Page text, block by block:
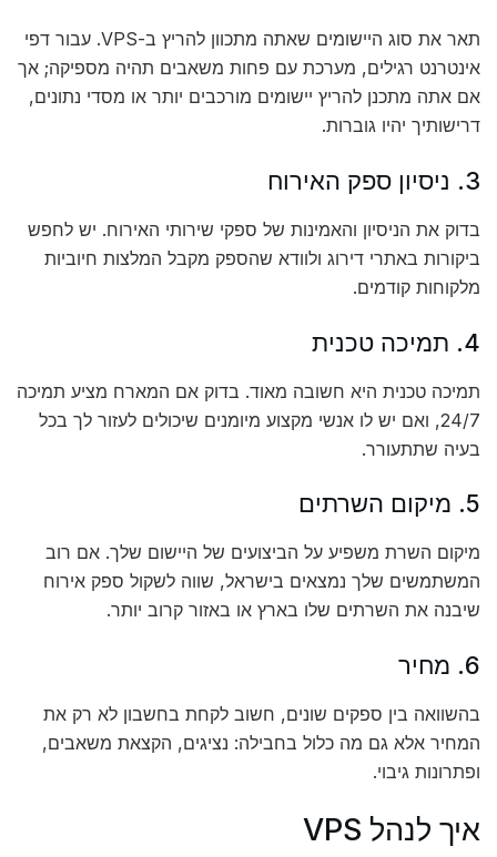
תאר את סוג היישומים שאתה מתכוון להריץ ב-VPS. עבור דפי
אינטרנט רגילים, מערכת עם פחות משאבים תהיה מספיקה; אך
אם אתה מתכנן להריץ יישומים מורכבים יותר או מסדי נתונים,
דרישותיך יהיו גוברות.
3. ניסיון ספק האירוח
בדוק את הניסיון והאמינות של ספקי שירותי האירוח. יש לחפש
ביקורות באתרי דירוג ולוודא שהספק מקבל המלצות חיוביות
מלקוחות קודמים.
4. תמיכה טכנית
תמיכה טכנית היא חשובה מאוד. בדוק אם המארח מציע תמיכה
24/7, ואם יש לו אנשי מקצוע מיומנים שיכולים לעזור לך בכל
בעיה שתתעורר.
5. מיקום השרתים
מיקום השרת משפיע על הביצועים של היישום שלך. אם רוב
המשתמשים שלך נמצאים בישראל, שווה לשקול ספק אירוח
שיבנה את השרתים שלו בארץ או באזור קרוב יותר.
6. מחיר
בהשוואה בין ספקים שונים, חשוב לקחת בחשבון לא רק את
המחיר אלא גם מה כלול בחבילה: נציגים, הקצאת משאבים,
ופתרונות גיבוי.
איך לנהל VPS